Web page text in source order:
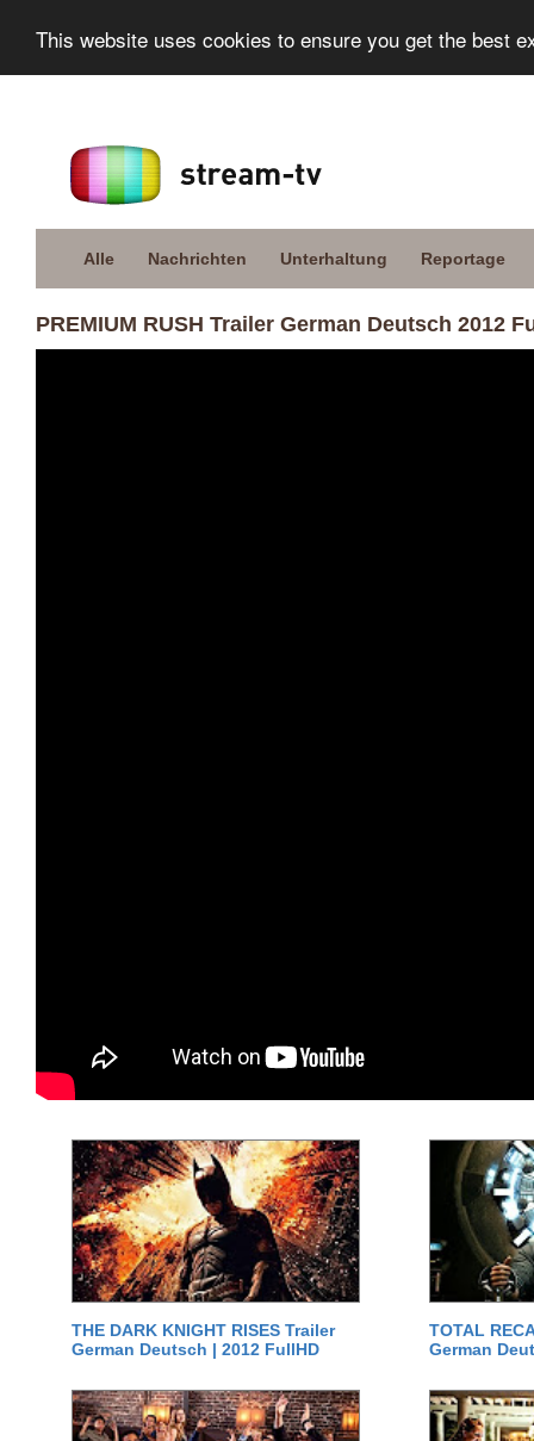
This website uses cookies to ensure you get the best
Alle Nachrichten Unterhaltung Reportage
PREMIUM RUSH Trailer German Deutsch 2012
THE DARK KNIGHT RISES Trailer
German Deutsch | 2012 FullHD
TOTAL
German